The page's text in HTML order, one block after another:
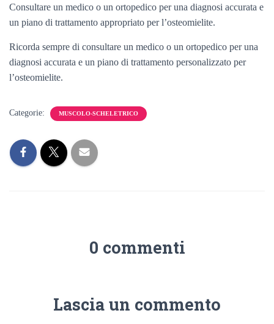
Consultare un medico o un ortopedico per una diagnosi accurata e
un piano di trattamento appropriato per l’osteomielite.
Ricorda sempre di consultare un medico o un ortopedico per una
diagnosi accurata e un piano di trattamento personalizzato per
l’osteomielite.
Categorie: MUSCOLO-SCHELETRICO
0 commenti
Lascia un commento